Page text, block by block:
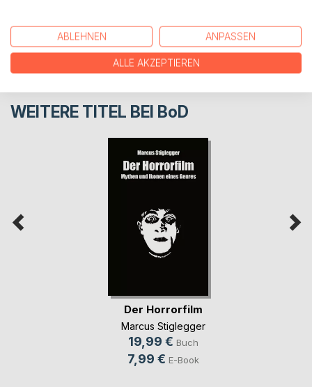
WEITERE TITEL BEI BoD
Der Horrorfilm
Marcus Stiglegger
19,99 € Buch
7,99 € E-Book
ABLEHNEN ANPASSEN
ALLE AKZEPTIEREN